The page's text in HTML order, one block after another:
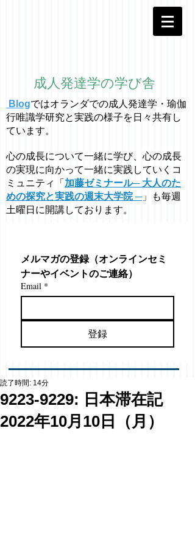
成人発達学の学び舎
Blogではオラ ンダでの成人発達学・ 瑜伽
行唯識学研究と実践の様子を日々共有し
ています。
心の成長について一緒に学び、心の成長
の実現に向かって一緒に実践していくコ
ミュニティ「 加藤ゼミナール─ 大人のた
めの探究と実践の週末大学院 ─」も毎週
土曜日に開講しております。
メルマガの登録（オンラインセミ
ナーやイベントのご連絡）
Email *
登録
9223-9229: 日本滞在記
2022年10月10日（月）
読了時間: 14分